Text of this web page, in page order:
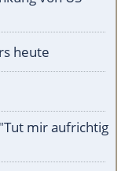
heute
mir aufrichtig